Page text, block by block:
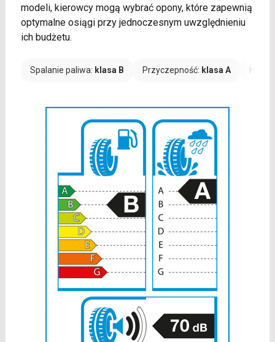
modeli, kierowcy mogą wybrać opony, które zapewnią
optymalne osiągi przy jednoczesnym uwzględnieniu
ich budżetu.
Spalanie paliwa: klasa B Przyczepność: klasa A Hałas: